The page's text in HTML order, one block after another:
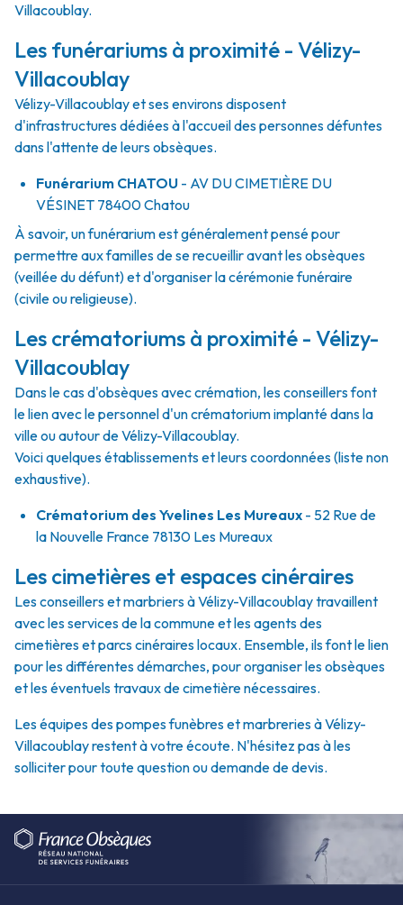
Villacoublay.
Les funérariums à proximité - Vélizy-
Villacoublay
Vélizy-Villacoublay et ses environs disposent
d'infrastructures dédiées à l'accueil des personnes défuntes
dans l'attente de leurs obsèques.
Funérarium CHATOU - AV DU CIMETIÈRE DU
VÉSINET 78400Chatou
À savoir, un funérarium est généralement pensé pour
permettre aux familles de se recueillir avant les obsèques
(veillée du défunt) et d'organiser la cérémonie funéraire
(civile ou religieuse).
Les crématoriums à proximité - Vélizy-
Villacoublay
Dans le cas d'obsèques avec crémation, les conseillers font
le lien avec le personnel d'un crématorium implanté dans la
ville ou autour de Vélizy-Villacoublay.
Voici quelques établissements et leurs coordonnées (liste non
exhaustive).
Crématorium des Yvelines Les Mureaux - 52 Rue de
la Nouvelle France 78130 Les Mureaux
Les cimetières et espaces cinéraires
Les conseillers et marbriers à Vélizy-Villacoublay travaillent
avec les services de la commune et les agents des
cimetières et parcs cinéraires locaux. Ensemble, ils font le lien
pour les différentes démarches, pour organiser les obsèques
et les éventuels travaux de cimetière nécessaires.
Les équipes des pompes funèbres et marbreries à Vélizy-
Villacoublay restent à votre écoute. N'hésitez pas à les
solliciter pour toute question ou demande de devis.